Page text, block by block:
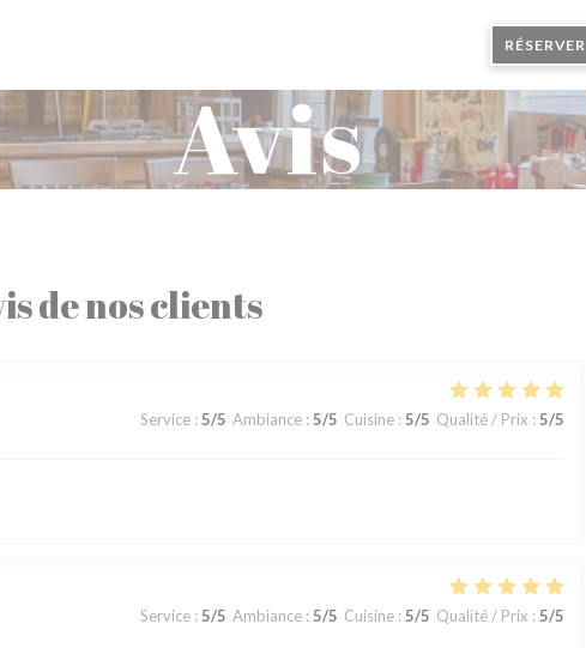
RÉSERVER
Avis
de nos clients
Service: 5/5 Ambiance: 5/5 Cuisine: 5/5 Qualité / Prix : 5/5
Service: 5/5 Ambiance: 5/5 Cuisine: 5/5 Qualité / Prix : 5/5